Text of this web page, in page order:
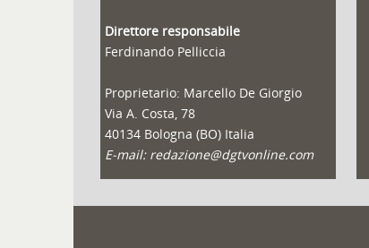
Direttore responsabile
Ferdinando Pelliccia
Proprietario: Marcello De Giorgio
Via A. Costa, 78
40134 Bologna (BO) Italia
E-mail: redazione@dgtvonline.com